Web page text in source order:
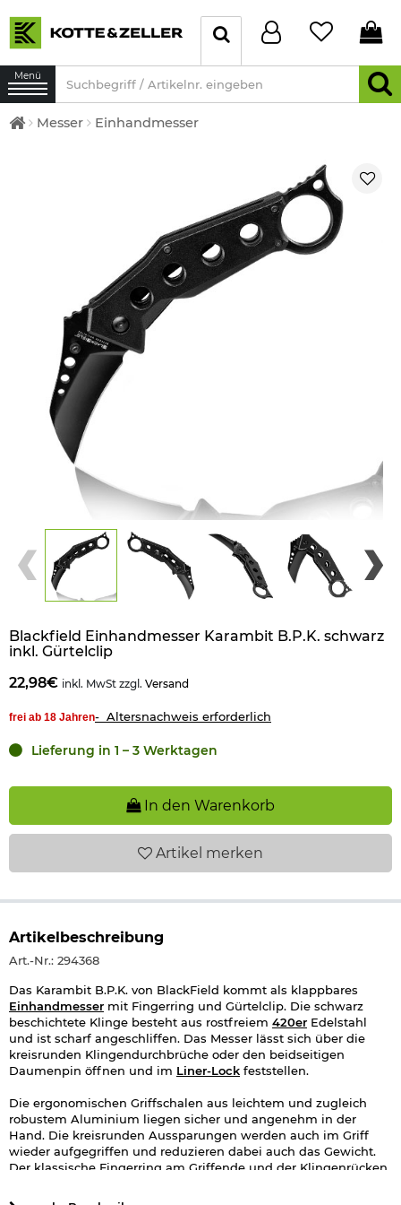
Menü
Messer Einhandmesser
Blackfield Einhandmesser Karambit B.P.K. schwarz
inkl. Gürtelclip
22,98€ inkl. MwSt zzgl. Versand
frei ab 18 Jahren- Altersnachweis erforderlich
Lieferung in 1 – 3 Werktagen
In den Warenkorb
Artikel merken
Artikelbeschreibung
Art.-Nr.: 294368
Das Karambit B.P.K. von BlackField kommt als klappbares
Einhandmesser mit Fingerring und Gürtelclip. Die schwarz
beschichtete Klinge besteht aus rostfreiem 420er Edelstahl
und ist scharf angeschliffen. Das Messer lässt sich über die
kreisrunden Klingendurchbrüche oder den beidseitigen
Daumenpin öffnen und im Liner-Lock feststellen.
Die ergonomischen Griffschalen aus leichtem und zugleich
robustem Aluminium liegen sicher und angenehm in der
Hand. Die kreisrunden Aussparungen werden auch im Griff
wieder aufgegriffen und reduzieren dabei auch das Gewicht.
Der klassische Fingerring am Griffende und der Klingenrücken
sich das Messer bei verschiedensten Haltungsweisen sicher